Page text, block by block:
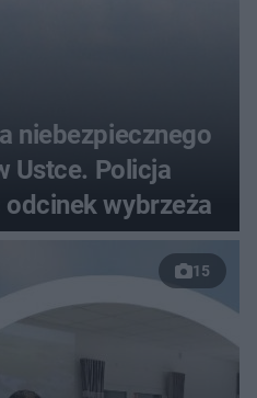
niebezpiecznego
Ustce. Policja
odcinek wybrzeża
15